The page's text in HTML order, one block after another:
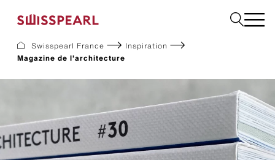
Façade
Construction
Téléchargements
Swisspearl France
Inspiration
Magazine de l'architecture